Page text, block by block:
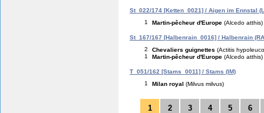
St_022/174 [Ketten_0021] / Aigen im Ennstal
1
Martin-pêcheur d'Europe (Alcedo atthis)
St_167/167 [Halbenrain_0016] / Halbenrain
2
Chevaliers guignettes (Actitis
1
Martin-pêcheur d'Europe (Alcedo atthis)
T_051/162 [Stams_0011] / Stams (IM)
1
Milan royal (Milvus milvus)
1 2 3 4 5 6